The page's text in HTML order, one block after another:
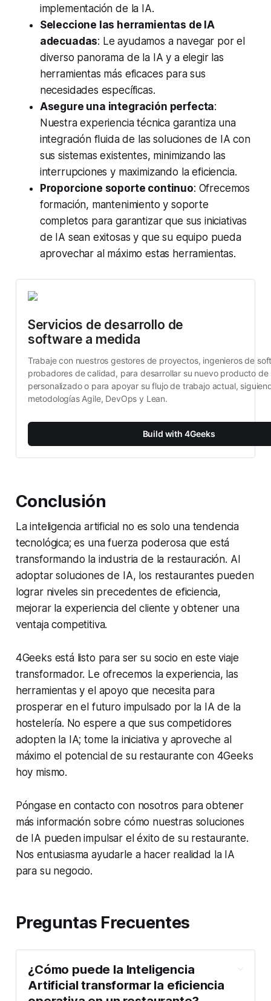
implementación de la IA.
Seleccione las herramientas de IA
adecuadas: Le ayudamos a navegar por el
diverso panorama de la IA y a elegir las
herramientas más eficaces para sus
necesidades específicas.
Asegure una integración perfecta:
Nuestra experiencia técnica garantiza una
integración fluida de las soluciones de IA con
sus sistemas existentes, minimizando las
interrupciones y maximizando la eficiencia.
Proporcione soporte continuo: Ofrecemos
formación, mantenimiento y soporte
completos para garantizar que sus iniciativas
de IA sean exitosas y que su equipo pueda
aprovechar al máximo estas herramientas.
Servicios de desarrollo de
software a medida
Trabaje con nuestros gestores de proyectos, ingenieros de
probadores de calidad, para desarrollar su nuevo producto de
personalizado o para apoyar su flujo de trabajo actual,
metodologías Agile, DevOps y Lean.
Build with 4Geeks
Conclusión
La inteligencia artificial no es solo una tendencia
tecnológica; es una fuerza poderosa que está
transformando la industria de la restauración. Al
adoptar soluciones de IA, los restaurantes pueden
lograr niveles sin precedentes de eficiencia,
mejorar la experiencia del cliente y obtener una
ventaja competitiva.
4Geeks está listo para ser su socio en este viaje
transformador. Le ofrecemos la experiencia, las
herramientas y el apoyo que necesita para
prosperar en el futuro impulsado por la IA de la
hostelería. No espere a que sus competidores
adopten la IA; tome la iniciativa y aproveche al
máximo el potencial de su restaurante con 4Geeks
hoy mismo.
Póngase en contacto con nosotros para obtener
más información sobre cómo nuestras soluciones
de IA pueden impulsar el éxito de su restaurante.
Nos entusiasma ayudarle a hacer realidad la IA
para su negocio.
Preguntas Frecuentes
¿Cómo puede la Inteligencia
Artificial transformar la eficiencia